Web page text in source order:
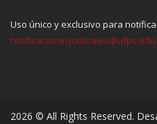
Uso único y exclusivo para
2026 © All Rights Reserved.